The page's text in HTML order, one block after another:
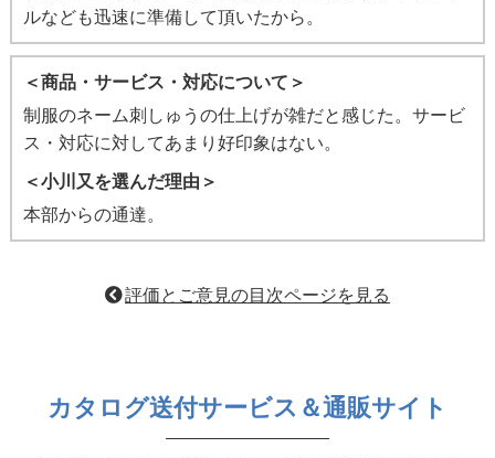
ルなども迅速に準備して頂いたから。
＜商品・サービス・対応について＞
制服のネーム刺しゅうの仕上げが雑だと感じた。サービ
ス・対応に対してあまり好印象はない。
＜小川又を選んだ理由＞
本部からの通達。
評価とご意見の目次ページを見る
カタログ送付サービス＆通販サイト